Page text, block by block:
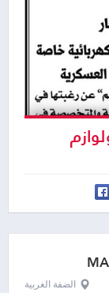
اريحا
الضفة الغربية